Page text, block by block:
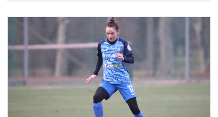
JELENTKEZÉS
KLUB
GALÉRIA
SZURKOLÓI ÉLMÉNYEK
SAJTÓ